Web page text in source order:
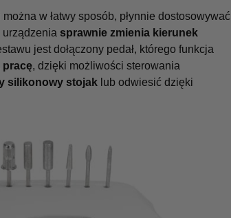
w łatwy sposób, płynnie dostosowywać
urządzenia sprawnie zmienia kierunek
jest dołączony pedał, którego funkcja
pracę, dzięki możliwości sterowania
silikonowy stojaklub odwiesić dzięki